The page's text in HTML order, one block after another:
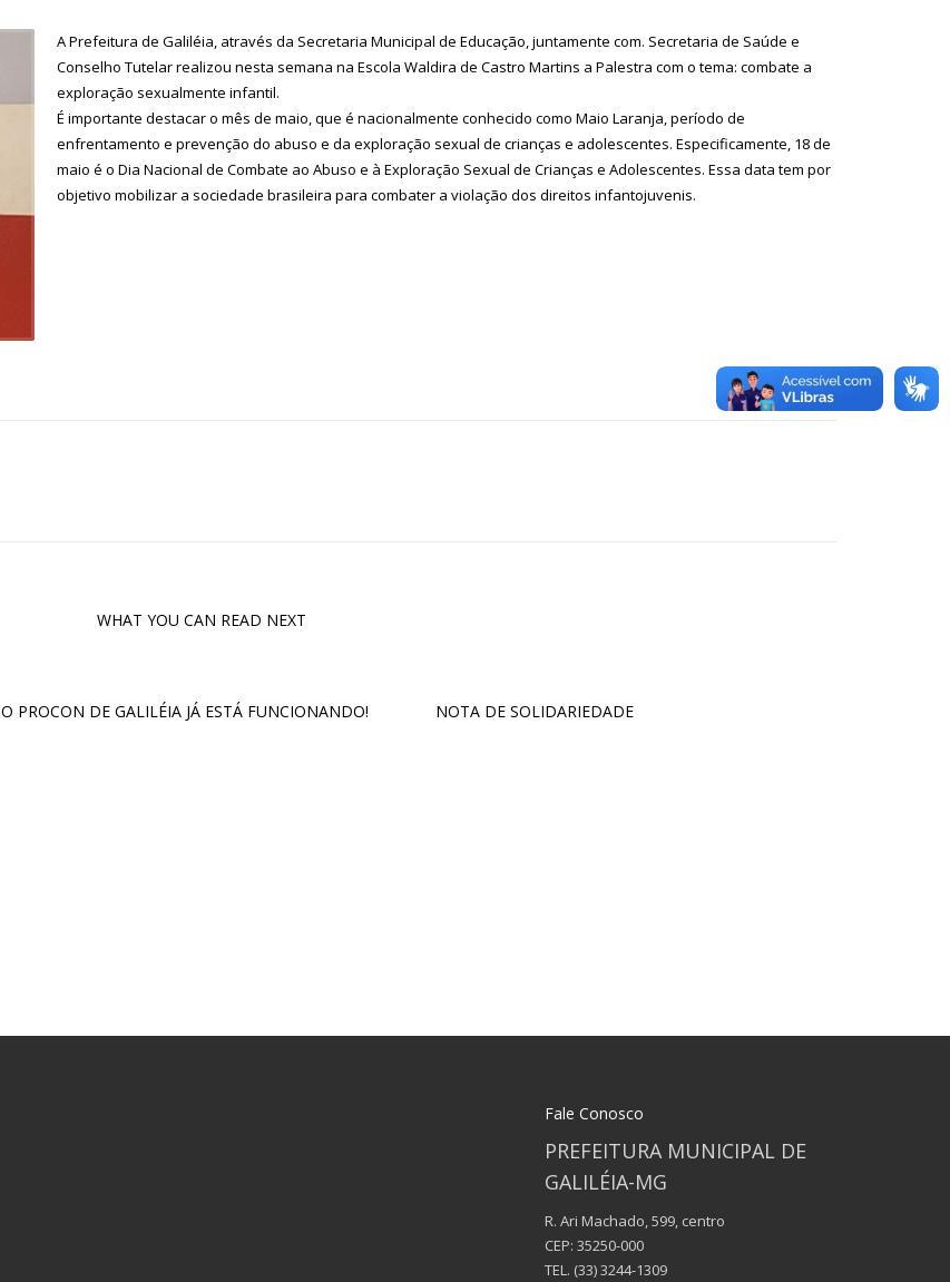
A Prefeitura de Galiléia, através da Secretaria Municipal de Educação, juntamente com. Secretaria de Saúde e
Conselho Tutelar realizou nesta semana na Escola Waldira de Castro Martins a Palestra com o tema: combate a
exploração sexualmente infantil.
É importante destacar o mês de maio, que é nacionalmente conhecido como Maio Laranja, período de
enfrentamento e prevenção do abuso e da exploração sexual de crianças e adolescentes. Especificamente, 18 de
maio é o Dia Nacional de Combate ao Abuso e à Exploração Sexual de Crianças e Adolescentes. Essa data tem por
objetivo mobilizar a sociedade brasileira para combater a violação dos direitos infantojuvenis.
WHAT YOU CAN READ NEXT
O PROCON DE GALILÉIA JÁ ESTÁ FUNCIONANDO! NOTA DE SOLIDARIEDADE
Fale Conosco
PREFEITURA MUNICIPAL DE
GALILÉIA-MG
R. Ari Machado, 599, centro
CEP: 35250-000
TEL. (33) 3244-1309